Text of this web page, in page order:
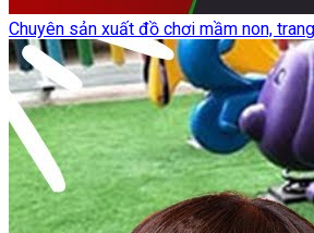
Chuyên sản xuất đồ chơi mầm non,